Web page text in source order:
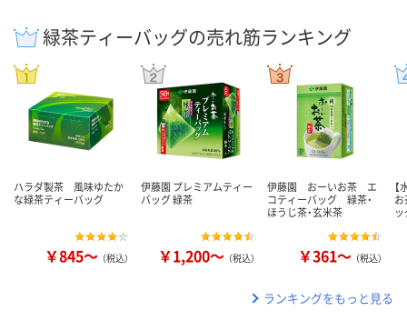
緑茶ティーバッグの売れ筋ランキング
ハラダ製茶 風味ゆたか
な緑茶ティーバッグ
￥845～ （税込）
伊藤園 プレミアムティー
バッグ 緑茶
￥1,200～ （税込）
伊藤園 おーいお茶 エ
コティーバッグ 緑茶・
ほうじ茶・玄米茶
￥361～ （税込）
ランキングをもっと見る